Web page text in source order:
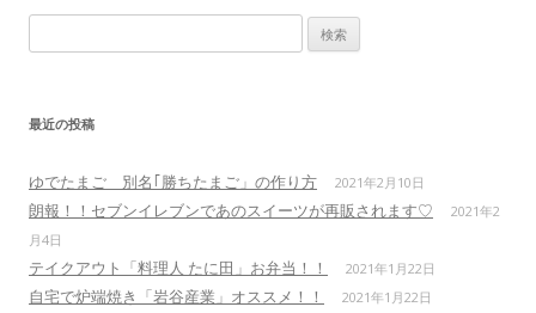
索
最近の投稿
ゆでたまご 別名｢勝ちたまご」の作り方 2021年2月10日
朗報！！セブンイレブンであのスイーツが再販されます♡
2021年2
月4日
テイクアウト「料理人 たに田」お弁当！！ 2021年1月22日
自宅で炉端焼き「岩谷産業」オススメ！！ 2021年1月22日